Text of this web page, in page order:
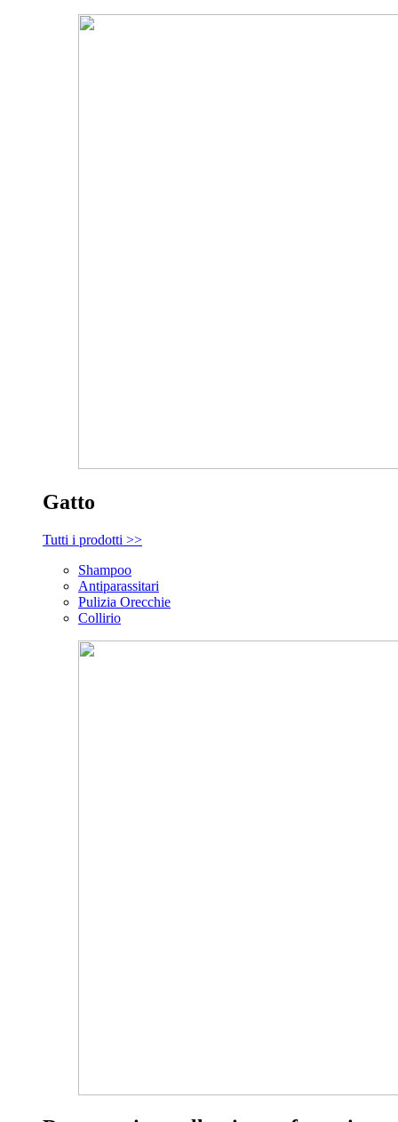
Gatto
Tutti i prodotti >>
Shampoo
Antiparassitari
Pulizia Orecchie
Collirio